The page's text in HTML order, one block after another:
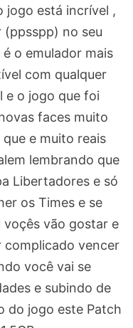
jogo está incrível ,
(ppsspp) no seu
o emulador mais
com qualquer
e o jogo que foi
faces muito
e muito reais
lembrando que
Libertadores e só
os Times e se
vão gostar e
complicado vencer
você vai se
e subindo de
do jogo este Patch